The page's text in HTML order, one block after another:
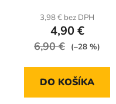
3,98 € bez DPH
4,90 €
6,90 € (–28 %)
DO KOŠÍKA